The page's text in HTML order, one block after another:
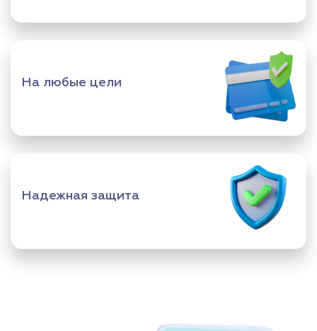
На любые цели
Надежная защита